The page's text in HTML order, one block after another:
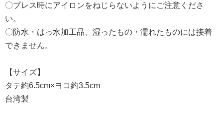
〇プレス時にアイロンをねじらないようにご注意くださ
い。
〇防水・はっ水加工品、湿ったもの・濡れたものには接着
できません。
【サイズ】
タテ約6.5cm×ヨコ約3.5cm
台湾製